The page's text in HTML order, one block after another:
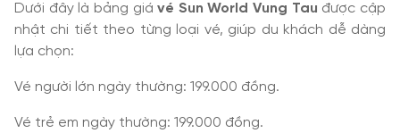
Dưới đây là bảng giávé Sun World Vung Tau được cập
nhật chi tiết theo từng loại vé, giúp du khách dễ dàng
lựa chọn:
Vé người lớn ngày thường: 199.000 đồng.
Vé trẻ em ngày thường: 199.000 đồng.